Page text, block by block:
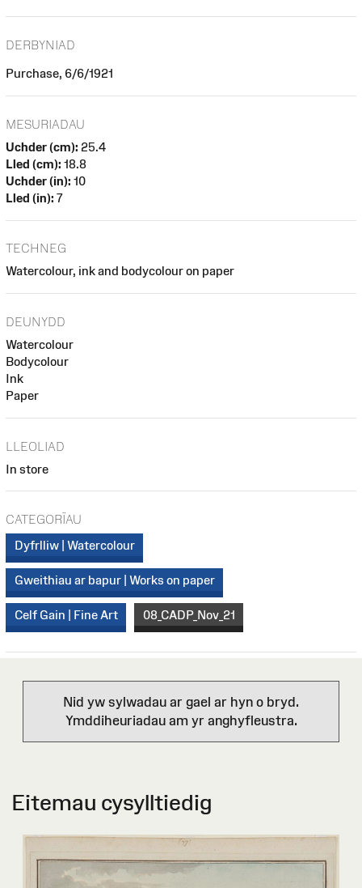
DERBYNIAD
Purchase, 6/6/1921
MESURIADAU
Uchder (cm): 25.4
Lled (cm): 18.8
Uchder (in): 10
Lled (in): 7
TECHNEG
Watercolour, ink and bodycolour on paper
DEUNYDD
Watercolour
Bodycolour
Ink
Paper
LLEOLIAD
In store
CATEGORÏAU
Dyfrlliw | Watercolour
Gweithiau ar bapur | Works on paper
Celf Gain | Fine Art 08_CADP_Nov_21
Nid yw sylwadau ar gael ar hyn o bryd.
Ymddiheuriadau am yr anghyfleustra.
Eitemau cysylltiedig